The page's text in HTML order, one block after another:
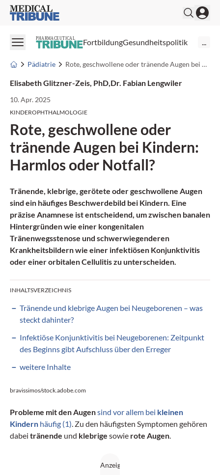
Medical Tribune
PHARMACEUTICAL FortbildungGesundheitspolitik ...
Pädiatrie Rote, geschwollene oder tränende Augen bei Kindern: Harmlos oder Notfall?
Elisabeth Glitzner-Zeis, PhD Dr. Fabian Lengwiler
10. Apr. 2025
KINDEROPHTHALMOLOGIE
Rote, geschwollene oder
tränende Augen bei Kindern:
Harmlos oder Notfall?
Tränende, klebrige, gerötete oder geschwollene Augen
sind ein häufiges Beschwerdebild bei Kindern. Eine
präzise Anamnese ist entscheidend, um zwischen banalen
Hintergründen wie einer kongenitalen
Tränenwegsstenose und schwerwiegenderen
Krankheitsbildern wie einer infektiösen Konjunktivitis
oder einer orbitalen Cellulitis zu unterscheiden.
INHALTSVERZEICHNIS
Tränende und klebrige Augen bei Neugeborenen – was
steckt dahinter?
Infektiöse Konjunktivitis bei Neugeborenen: Zeitpunkt
des Beginns gibt Aufschluss über den Erreger
weitere Inhalte
bravissimos/stock.adobe.com
Probleme mit den Augensind vor allem bei kleinen
Kindern häufig (1) . Zu den häufigsten Symptomen gehören
dabei tränende und klebrige sowie rote Augen